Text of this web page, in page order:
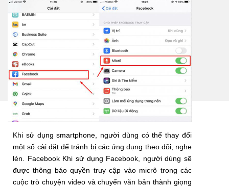
Khi sử dụng smartphone, người dùng có thể thay đổi
một số cài đặt để tránh bị các ứng dụng theo dõi, nghe
lén. Facebook Khi sử dụng Facebook, người dùng sẽ
được thông báo quyền truy cập vào micrô trong các
cuộc trò chuyện video và chuyển văn bản thành giọng